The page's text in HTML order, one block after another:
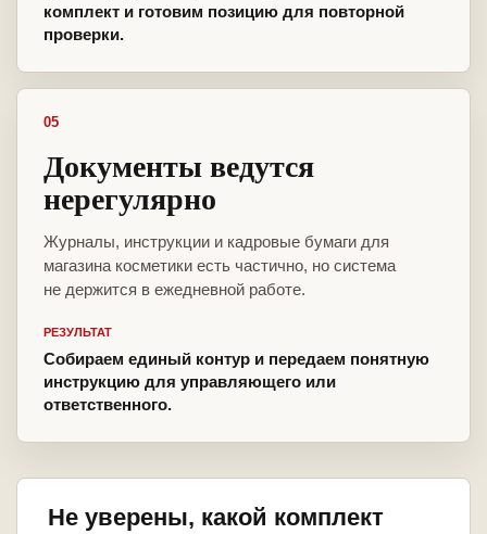
комплект и готовим позицию для повторной
проверки.
05
Документы ведутся
нерегулярно
Журналы, инструкции и кадровые бумаги для
магазина косметики есть частично, но система
не держится в ежедневной работе.
РЕЗУЛЬТАТ
Собираем единый контур и передаем понятную
инструкцию для управляющего или
ответственного.
Не уверены, какой комплект